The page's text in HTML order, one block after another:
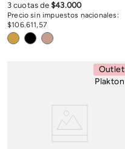
Precio sin impuestos nacionales:
$106.611, 57
3 cuotas de$43.000
Outlet
Plakton